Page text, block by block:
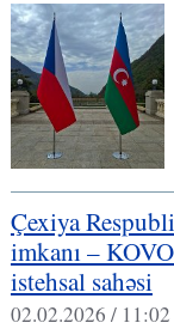
Çexiya
imkanı –
istehsal sahəsi
02.02.2026 / 11:02